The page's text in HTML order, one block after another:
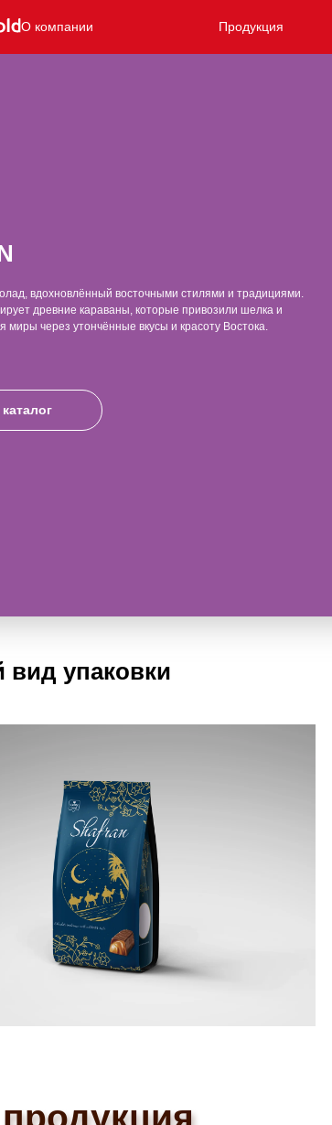
О компании Продукция
вдохновлённый восточными стилями и традициями.
древние караваны, которые привозили шелка и
миры через утончённые вкусы и красоту Востока.
упаковки